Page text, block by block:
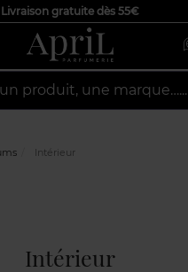
Livraison gratuite dès 55€
produit, une marque…...
Intérieur
Intérieur